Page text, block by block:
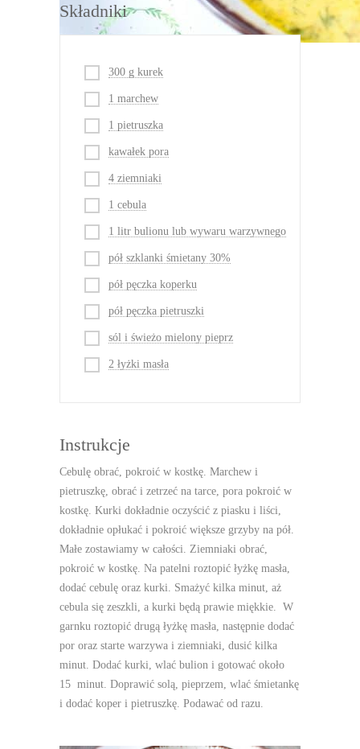
Składniki
300 g kurek
1 marchew
1 pietruszka
kawałek pora
4 ziemniaki
1 cebula
1 litr bulionu lub wywaru warzywnego
pół szklanki śmietany 30%
pół pęczka koperku
pół pęczka pietruszki
sól i świeżo mielony pieprz
2 łyżki masła
Instrukcje
Cebulę obrać, pokroić w kostkę. Marchew i
pietruszkę, obrać i zetrzeć na tarce, pora pokroić w
kostkę. Kurki dokładnie oczyścić z piasku i liści,
dokładnie opłukać i pokroić większe grzyby na pół.
Małe zostawiamy w całości. Ziemniaki obrać,
pokroić w kostkę. Na patelni roztopić łyżkę masła,
dodać cebulę oraz kurki. Smażyć kilka minut, aż
cebula się zeszkli, a kurki będą prawie miękkie. W
garnku roztopić drugą łyżkę masła, następnie dodać
por oraz starte warzywa i ziemniaki, dusić kilka
minut. Dodać kurki, wlać bulion i gotować około
15 minut. Doprawić solą, pieprzem, wlać śmietankę
i dodać koper i pietruszkę. Podawać od razu.